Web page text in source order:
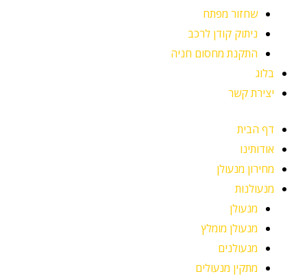
שחזור מפתח
ניתוק קודן לרכב
התקנת מחסום חניה
בלוג
יצירת קשר
דף הבית
אודותינו
מחירון מנעולן
מנעולנות
מנעולן
מנעולן מומלץ
מנעולנים
מתקין מנעולים